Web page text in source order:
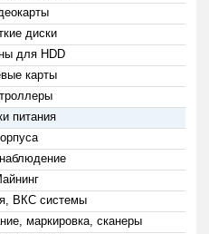
диски
для HDD
карты
питания
ВКС системы
маркировка, сканеры